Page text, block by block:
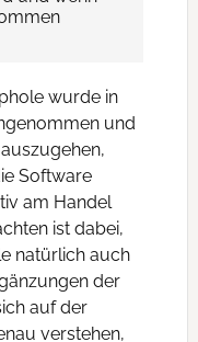
wurde in
und
Software
am Handel
ist dabei,
natürlich auch
der
auf der
verstehen,